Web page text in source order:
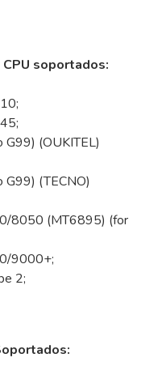
soportados:
(OUKITEL)
(TECNO)
8050 (MT6895) (for
9000+;
2;